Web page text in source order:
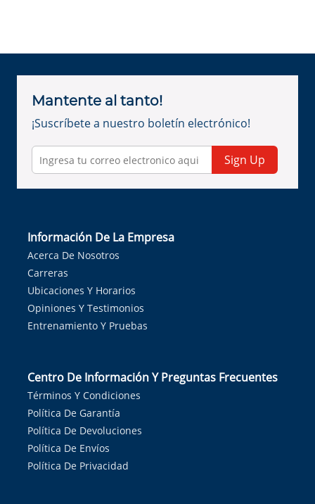
Mantente al tanto!
¡Suscríbete a nuestro boletín electrónico!
Sign Up
Información De La Empresa
Acerca De Nosotros
Carreras
Ubicaciones Y Horarios
Opiniones Y Testimonios
Entrenamiento Y Pruebas
Centro De Información Y Preguntas Frecuentes
Términos Y Condiciones
Política De Garantía
Política De Devoluciones
Política De Envíos
Política De Privacidad